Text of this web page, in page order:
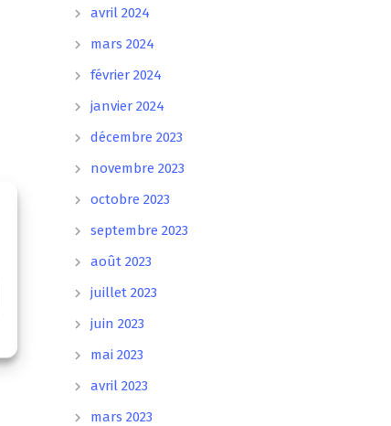
avril 2024
mars 2024
février 2024
janvier 2024
décembre 2023
novembre 2023
octobre 2023
septembre 2023
août 2023
juillet 2023
juin 2023
mai 2023
avril 2023
mars 2023